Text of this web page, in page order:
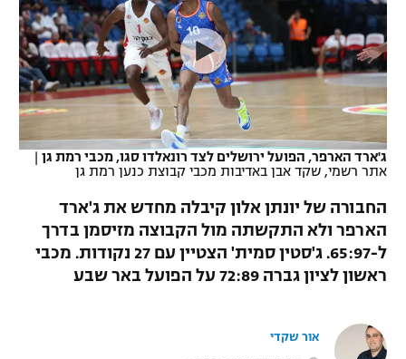
VOD
רץ ברשת
לוח שידורים
נבחרת ישראל
מכבי חיפה
בית"ר ירושלים
מכבי תל אביב
הפועל תל אביב
הפועל חיפה
הפועל באר שבע
מכבי נתניה
ליגה ספרדית
ליגה איטלקית
ליגה צרפתית
ליגה הולנדית
ליגה טורקית
ליגה סינית
ליגות נוספות
כדורסל נשים
מכבי תל אביב
הפועל חולון
הפועל ירושלים
יורוליג
יורוקאפ
טניס
כדורעף
ג'ודו
אגרוף
ג'ארד הארפר, הפועל ירושלים לצד רונאלדו סגו, מכבי רמת גן |
אתר רשמי, שקד אבן באדיבות מכבי קבוצת כנען רמת גן
החבורה של יונתן אלון קיבלה מחדש את ג'ארד
הארפר ולא התקשתה מול הקבוצה מזיסמן בדרך
ל-65:97. ג'סטין סמית' הצטיין עם 27 נקודות. מכבי
ראשון לציון גברה 72:89 על הפועל באר שבע
אור שקדי